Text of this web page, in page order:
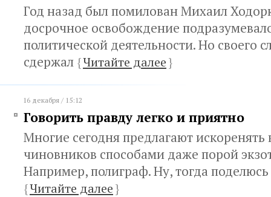
Год назад был помилован Михаил
досрочное освобождение
политической деятельности. Но своего
сдержал {Читайте далее}
16 декабря / 15:12
Говорить правду легко и приятно
Многие сегодня предлагают
чиновников способами даже порой
Например, полиграф. Ну, тогда
{Читайте далее}